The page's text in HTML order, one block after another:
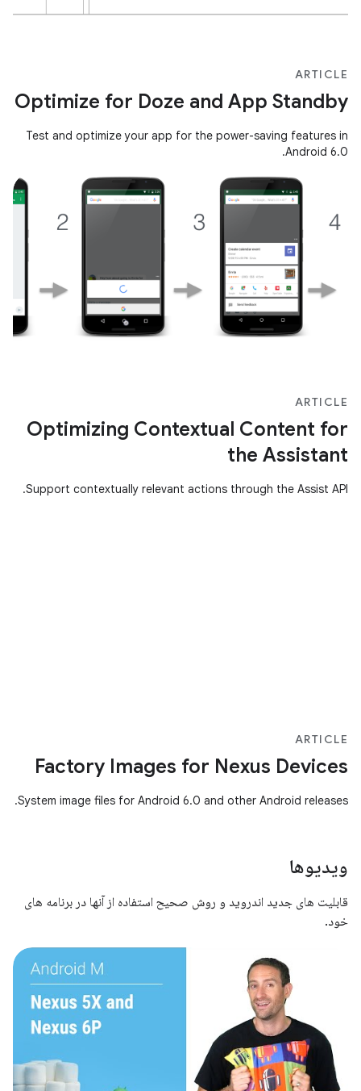
ARTICLE
Optimize for Doze and App Standby
Test and optimize your app for the power-saving features in
Android 6.0.
ARTICLE
Optimizing Contextual Content for
the Assistant
Support contextually relevant actions through the Assist API.
ARTICLE
Factory Images for Nexus Devices
System image files for Android 6.0 and other Android releases.
ویدیوها
قابلیت های جدید اندروید و روش صحیح استفاده از آنها در برنامه های
خود.